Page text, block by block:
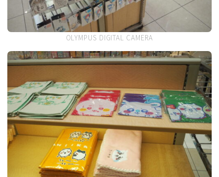
OLYMPUS DIGITAL CAMERA